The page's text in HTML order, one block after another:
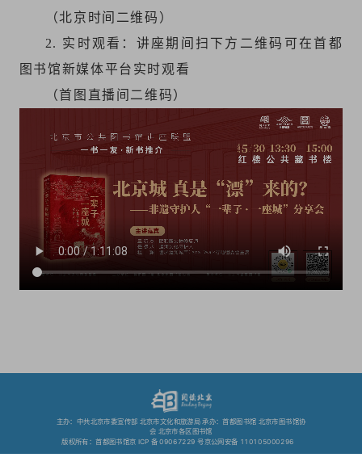
（北京时间二维码）
2. 实时观看：讲座期间扫下方二维码可在首都
图书馆新媒体平台实时观看
（首图直播间二维码）
主办：中共北京市委宣传部 北京市文化和旅游局 承办：首都图书馆 北京市图书馆协
会 北京市各区图书馆
版权所有：首都图书馆京 ICP 备 09067229 号京公网安备 110105000296